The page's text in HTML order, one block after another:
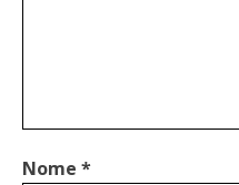
Nome *